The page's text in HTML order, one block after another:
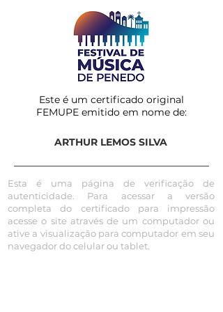
Este é um certificado original
FEMUPE emitido em nome de:
ARTHUR LEMOS SILVA
Esta é uma página de verificação de
autenticidade. Para acessar a versão
completa do certificado para impressão
acesse o site através de um computador ou
ative a visualização para computador em seu
navegador do celular ou tablet.